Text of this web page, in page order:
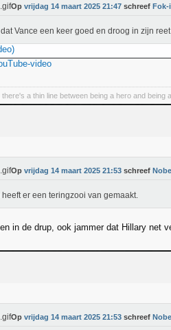
Op vrijdag 14 maart 2025 21:47 schreef Fok-
Vance een keer goed en droog in zijn
video
a thin line between being a hero and being
Op vrijdag 14 maart 2025 21:53 schreef
heeft er een teringzooi van gemaakt.
in de drup, ook jammer dat Hillary net
Op vrijdag 14 maart 2025 21:53 schreef